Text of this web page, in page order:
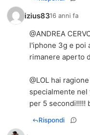
izius8316 anni fa
@ANDREA
l'iphone 3g e poi
rimanere aperto
@LOL hai
specialmente
per 5 secondi!!!!!
Rispondi